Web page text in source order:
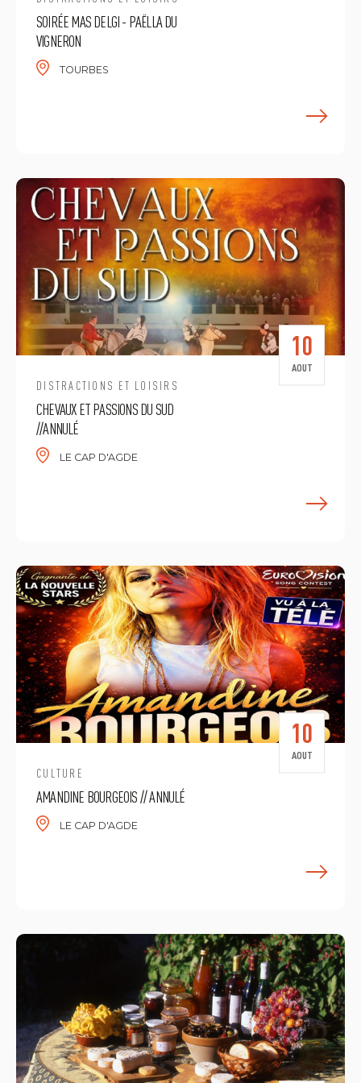
SOIRÉE MAS DELGI - PAËLLA DU
VIGNERON
TOURBES
DISTRACTIONS ET LOISIRS
CHEVAUX ET PASSIONS DU SUD
//ANNULÉ
LE CAP D'AGDE
10
AOUT
CULTURE
AMANDINE BOURGEOIS // ANNULÉ
LE CAP D'AGDE
10
AOUT